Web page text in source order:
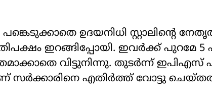
പങ്കെടുക്കാതെ ഉദയനിധി സ്റ്റാലിന്‍റെ
ഇറങ്ങിപ്പോയി. ഇവർക്ക് പുറമേ
വിട്ടുനിന്നു. തുടർന്ന് ഇപിഎസ്
സർക്കാരിനെ എതിർത്ത് വോട്ടു